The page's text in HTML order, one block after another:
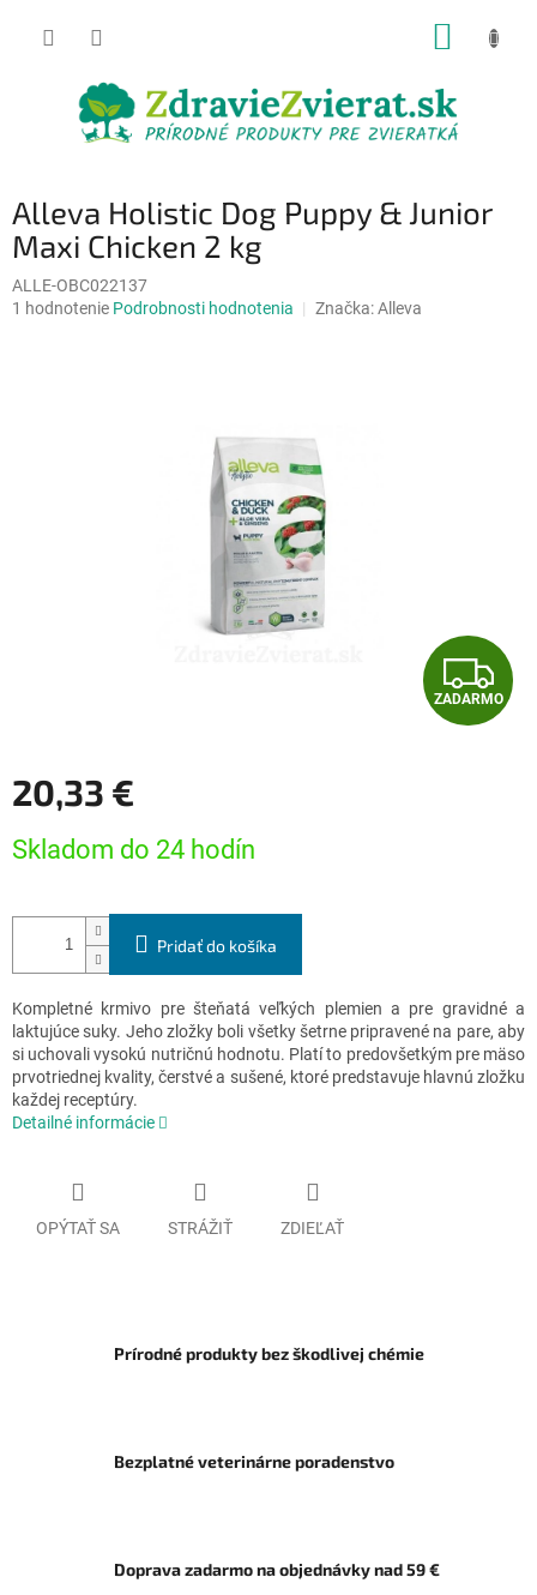
Alleva Holistic Dog Puppy & Junior
Maxi Chicken 2 kg
ALLE-OBC022137
Priemerné
1 hodnotenie Podrobnosti hodnotenia Značka:Alleva
Z
A
ZADARMO
20,33 €
cena:
Skladom do 24 hodín
Pridať do košíka
Kompletné krmivo pre šteňatá veľkých plemien a pre gravidné a
laktujúce suky. Jeho zložky boli všetky šetrne pripravené na pare, aby
si uchovali vysokú nutričnú hodnotu. Platí to predovšetkým pre mäso
prvotriednej kvality, čerstvé a sušené, ktoré predstavuje hlavnú zložku
každej receptúry.
Detailné informácie
OPÝTAŤ SA STRÁŽIŤ ZDIEĽAŤ
Prírodné produkty bez škodlivej chémie
Bezplatné veterinárne poradenstvo
Doprava zadarmo na objednávky nad 59 €